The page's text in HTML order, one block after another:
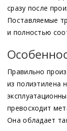
сразу после
Поставляемые
и полностью
Правильно
из полиэтилена
превосходит
Она обладает